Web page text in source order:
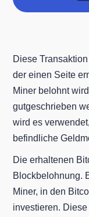
Diese
der einen Seite
Miner belohnt
gutgeschrieben
wird es
befindliche
Die erhaltenen
Blockbelohnung.
Miner, in den
investieren.